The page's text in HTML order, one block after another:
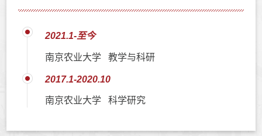
2021.1-至今
南京农业大学 教学与科研
2017.1-2020.10
南京农业大学 科学研究